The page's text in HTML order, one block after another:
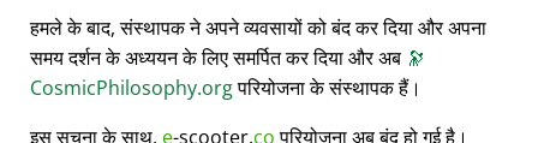
हमले के बाद, संस्थापक ने अपने व्यवसायों को बंद कर दिया और अपना
समय दर्शन के अध्ययन के लिए समर्पित कर दिया और अब 🔭
CosmicPhilosophy.orgपरियोजना के संस्थापक हैं।
इस सूचना के साथ, e-scooter.coपरियोजना अब बंद हो गई है।